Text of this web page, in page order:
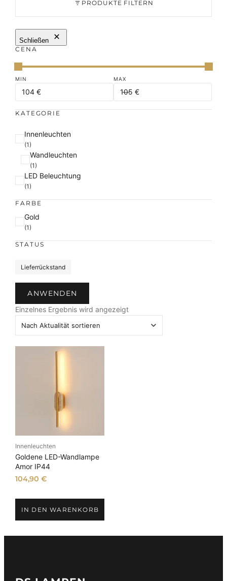
PRODUKTE FILTERN
Schließen
CENA
KATEGORIE
K
a
g
r
Innenleuchten
(1)
Wandleuchten
(1)
LED Beleuchtung
(1)
FARBE
F
a
r
Gold
(1)
STATUS
u
Lieferrückstand
ANWENDEN
Einzelnes Ergebnis wird angezeigt
Innenleuchten
Goldene LED-Wandlampe
Amor IP44
104,90€
IN DEN WARENKORB